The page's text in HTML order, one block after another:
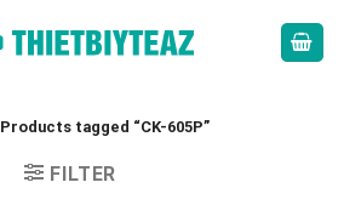
Products tagged “CK-605P”
FILTER